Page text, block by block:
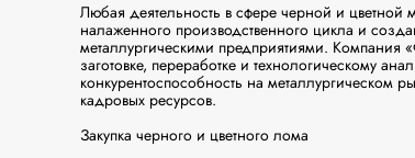
Любая деятельность в сфере черной и цветной
налаженного производственного цикла и
металлургическими предприятиями. Компания
заготовке, переработке и технологическому
конкурентоспособность на металлургическом
кадровых ресурсов.
Закупка черного и цветного лома